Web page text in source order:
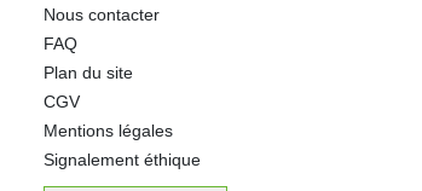
Nous contacter
FAQ
Plan du site
CGV
Mentions légales
Signalement éthique